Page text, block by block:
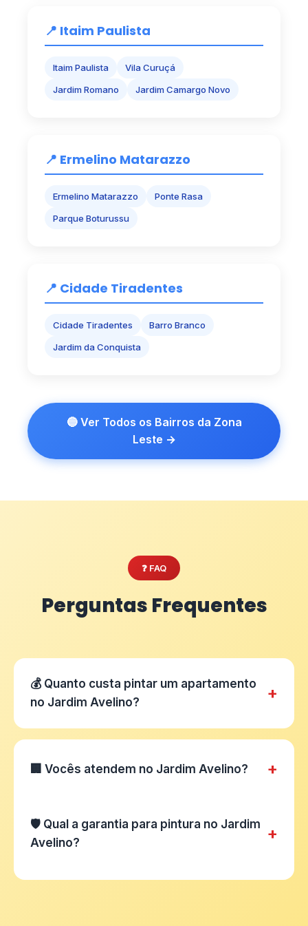
📍 Itaim Paulista
Itaim Paulista
Vila Curuçá
Jardim Romano
Jardim Camargo Novo
📍 Ermelino Matarazzo
Ermelino Matarazzo
Ponte Rasa
Parque Boturussu
📍 Cidade Tiradentes
Cidade Tiradentes
Barro Branco
Jardim da Conquista
🔵 Ver Todos os Bairros da Zona
Leste →
❓ FAQ
Perguntas Frequentes
💰 Quanto custa pintar um apartamento
no Jardim Avelino?
+
🏢 Vocês atendem no Jardim Avelino? +
🛡️ Qual a garantia para pintura no Jardim
Avelino?
+